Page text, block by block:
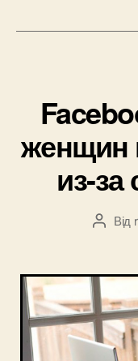
женщин
из-за
Автор
Від